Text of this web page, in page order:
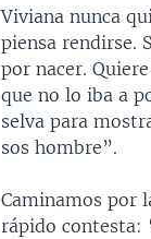
Viviana nunca
piensa rendirse.
por nacer.
que no lo iba a
selva para
sos hombre”.
Caminamos por
rápido contesta: